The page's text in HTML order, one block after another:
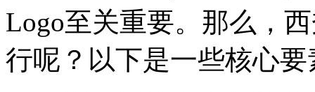
Logo至关重要。那么，
行呢？以下是一些核心